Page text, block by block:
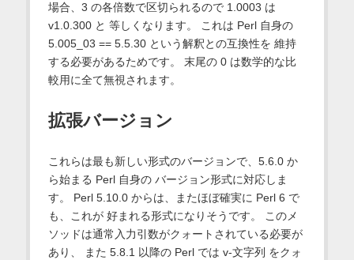
場合、3 の各倍数で区切られるので 1.0003 は
v1.0.300 と 等しくなります。 これは Perl 自身の
5.005_03 == 5.5.30 という解釈との互換性を 維持
する必要があるためです。 末尾の 0 は数学的な比
較用に全て無視されます。
拡張バージョン
これらは最も新しい形式のバージョンで、5.6.0 か
ら始まる Perl 自身の バージョン形式に対応しま
す。 Perl 5.10.0 からは、またほぼ確実に Perl 6 で
も、これが 好まれる形式になりそうです。 このメ
ソッドは通常入力引数がクォートされている必要が
あり、 また 5.8.1 以降の Perl では v-文字列 をクォ